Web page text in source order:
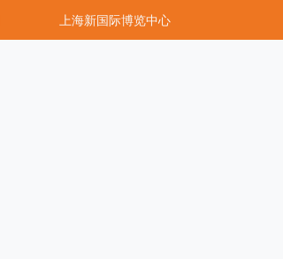
上海新国际博览中心